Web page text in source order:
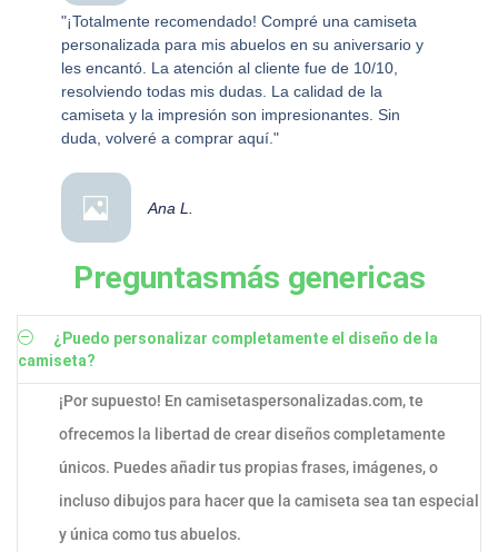
"¡Totalmente recomendado! Compré una camiseta
personalizada para mis abuelos en su aniversario y
les encantó. La atención al cliente fue de 10/10,
resolviendo todas mis dudas. La calidad de la
camiseta y la impresión son impresionantes. Sin
duda, volveré a comprar aquí."
Ana L.
Preguntasmás genericas
¿Puedo personalizar completamente el diseño de la
camiseta?
¡Por supuesto! En camisetaspersonalizadas.com, te
ofrecemos la libertad de crear diseños completamente
únicos. Puedes añadir tus propias frases, imágenes, o
incluso dibujos para hacer que la camiseta sea tan especial
y única como tus abuelos.